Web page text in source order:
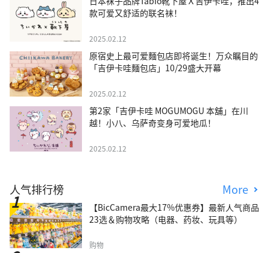
款可爱又舒适的联名袜！
2025.02.12
原宿史上最可爱麵包店即将诞生！万众瞩目的
「吉伊卡哇麵包店」10/29盛大开幕
2025.02.12
第2家「吉伊卡哇 MOGUMOGU 本舖」在川
越！小八、乌萨奇变身可爱地瓜！
2025.02.12
人气排行榜 More
【BicCamera最大17%优惠券】最新人气商品
23选＆购物攻略（电器、药妆、玩具等）
购物